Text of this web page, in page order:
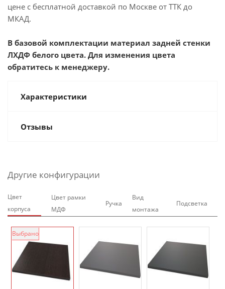
цене с бесплатной доставкой по Москве от ТТК до
МКАД.
В базовой комплектации материал задней стенки
ЛХДФ белого цвета. Для изменения цвета
обратитесь к менеджеру.
Характеристики
Отзывы
Другие конфигурации
Цвет
корпуса
Цвет рамки
МДФ
Ручка
Вид
монтажа
Подсветка
Выбрано